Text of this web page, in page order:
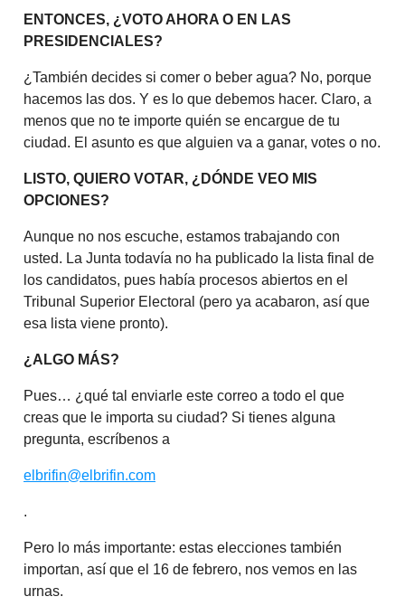
ENTONCES, ¿VOTO AHORA O EN LAS
PRESIDENCIALES?
¿También decides si comer o beber agua? No, porque
hacemos las dos. Y es lo que debemos hacer. Claro, a
menos que no te importe quién se encargue de tu
ciudad. El asunto es que alguien va a ganar, votes o no.
LISTO, QUIERO VOTAR, ¿DÓNDE VEO MIS
OPCIONES?
Aunque no nos escuche, estamos trabajando con
usted. La Junta todavía no ha publicado la lista final de
los candidatos, pues había procesos abiertos en el
Tribunal Superior Electoral (pero ya acabaron, así que
esa lista viene pronto).
¿ALGO MÁS?
Pues… ¿qué tal enviarle este correo a todo el que
creas que le importa su ciudad? Si tienes alguna
pregunta, escríbenos a
elbrifin@elbrifin.com
.
Pero lo más importante: estas elecciones también
importan, así que el 16 de febrero, nos vemos en las
urnas.